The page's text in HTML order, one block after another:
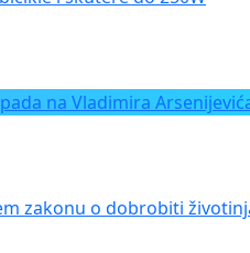
na Vladimira
zakonu o dobrobiti